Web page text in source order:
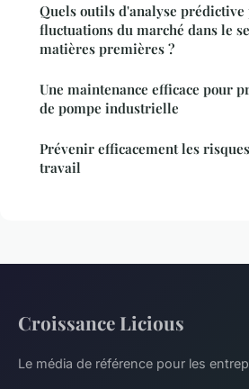
Quels outils d'analyse
fluctuations du marché dans le
matières premières ?
Une maintenance efficace pour
de pompe industrielle
Prévenir efficacement les
travail
Croissance Licious
Le média de référence pour les